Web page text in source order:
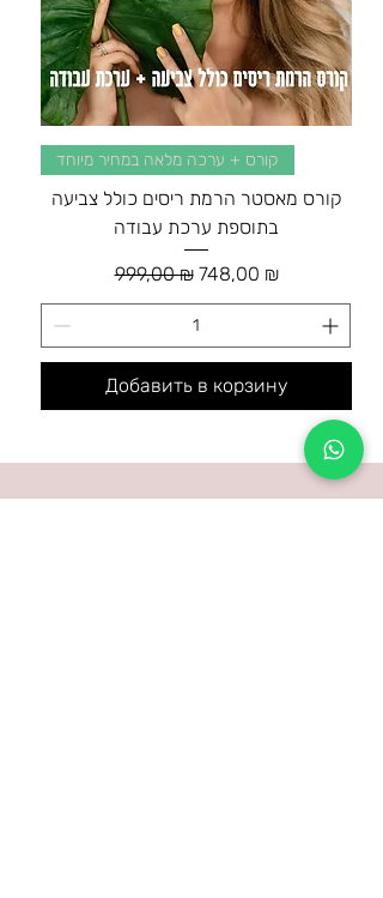
קורס + ערכה מלאה במחיר מיוחד
קורס מאסטר הרמת ריסים כולל צביעה
בתוספת ערכת עבודה
Обычная цена
999,00 ₪ Цена со скидкой
748,00 ₪
Добавить в корзину